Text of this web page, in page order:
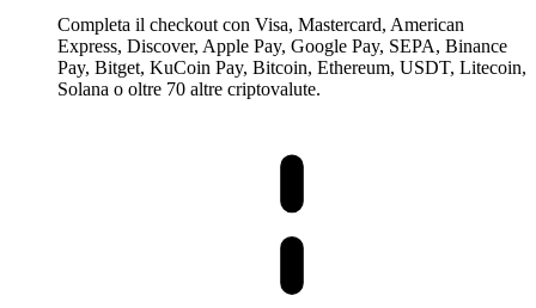
Completa il checkout con Visa, Mastercard, American
Express, Discover, Apple Pay, Google Pay, SEPA, Binance
Pay, Bitget, KuCoin Pay, Bitcoin, Ethereum, USDT, Litecoin,
Solana o oltre 70 altre criptovalute.